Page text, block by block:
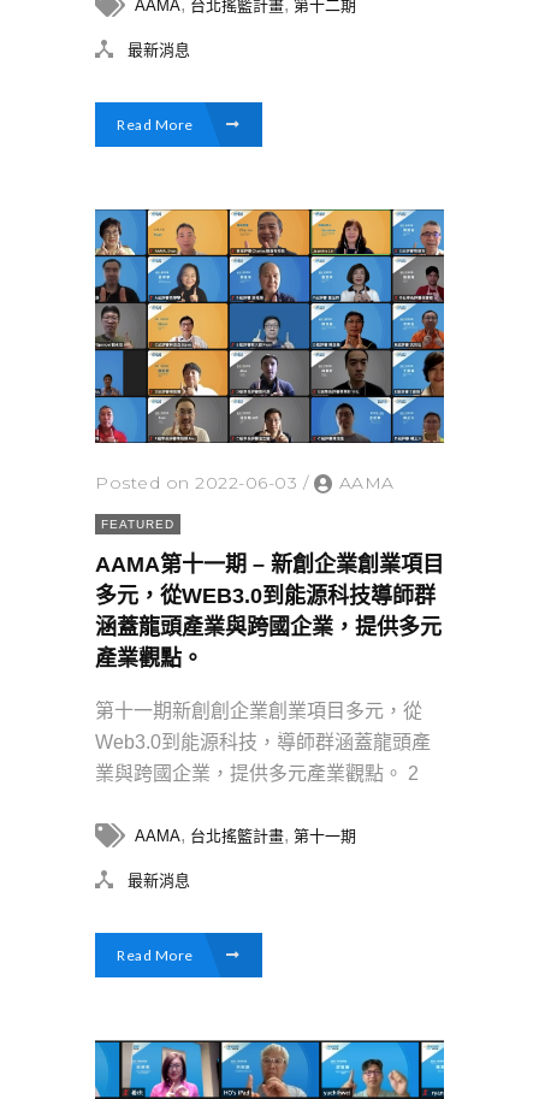
AAMA 台北搖籃計畫 第十二期
最新消息
Read More
Posted on 2022-06-03 / AAMA
FEATURED
AAMA第十一期 – 新創企業創業項目
多元，從WEB3.0到能源科技導師群
涵蓋龍頭產業與跨國企業，提供多元
產業觀點。
第十一期新創創企業創業項目多元，從
Web3.0到能源科技，導師群涵蓋龍頭產
業與跨國企業，提供多元產業觀點。 2
AAMA, 台北搖籃計畫, 第十一期
最新消息
Read More